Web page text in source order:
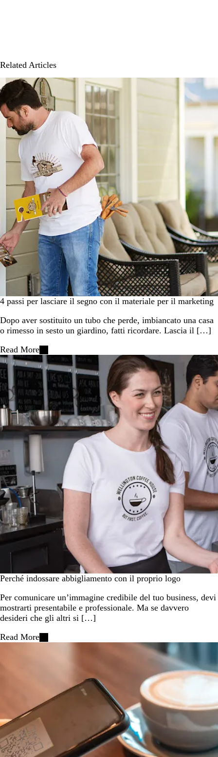
Related Articles
4 passi per lasciare il segno con il materiale per il marketing
Dopo aver sostituito un tubo che perde, imbiancato una casa
o rimesso in sesto un giardino, fatti ricordare. Lascia il […]
Read More
Perché indossare abbigliamento con il proprio logo
Per comunicare un’immagine credibile del tuo business, devi
mostrarti presentabile e professionale. Ma se davvero
desideri che gli altri si […]
Read More